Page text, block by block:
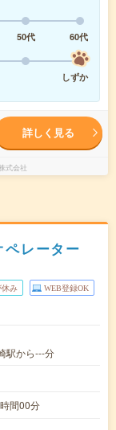
50代
60代
しずか
詳しく見る
式会社
レーター
休み WEB登録OK
駅から---分
間00分